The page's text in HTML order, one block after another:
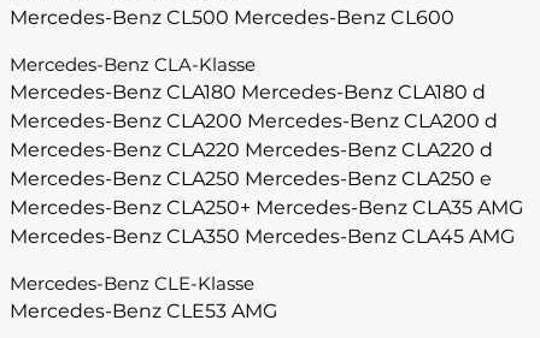
Mercedes-Benz CL500 Mercedes-Benz CL600
Mercedes-Benz CLA-Klasse
Mercedes-Benz CLA180 Mercedes-Benz CLA180 d
Mercedes-Benz CLA200 Mercedes-Benz CLA200 d
Mercedes-Benz CLA220 Mercedes-Benz CLA220 d
Mercedes-Benz CLA250 Mercedes-Benz CLA250 e
Mercedes-Benz CLA250+ Mercedes-Benz CLA35 AMG
Mercedes-Benz CLA350 Mercedes-Benz CLA45 AMG
Mercedes-Benz CLE-Klasse
Mercedes-Benz CLE53 AMG